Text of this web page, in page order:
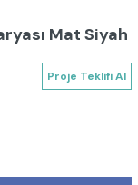
Mat Siyah
Proje Teklifi Al